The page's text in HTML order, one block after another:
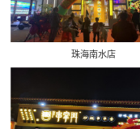
珠海南水店